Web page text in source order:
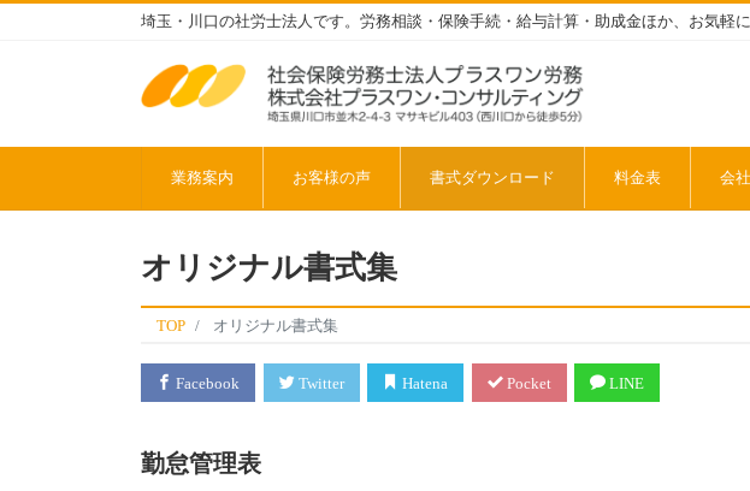
埼玉・川口の社労士法人です。労務相談・保険手続・給与計算・助成金ほか、お気軽に
業務案内 お客様の声 書式ダウンロード 料金表 会
オリジナル書式集
TOP オリジナル書式集
Facebook Twitter Hatena Pocket LINE
勤怠管理表